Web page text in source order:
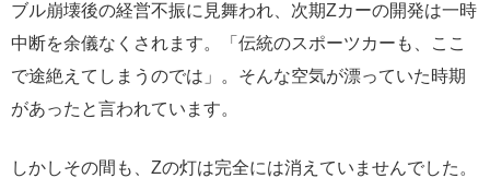
ブル崩壊後の経営不振に見舞われ、次期Zカーの開発は一時
中断を余儀なくされます。「伝統のスポーツカーも、ここ
で途絶えてしまうのでは」。そんな空気が漂っていた時期
があったと言われています。
しかしその間も、Zの灯は完全には消えていませんでした。